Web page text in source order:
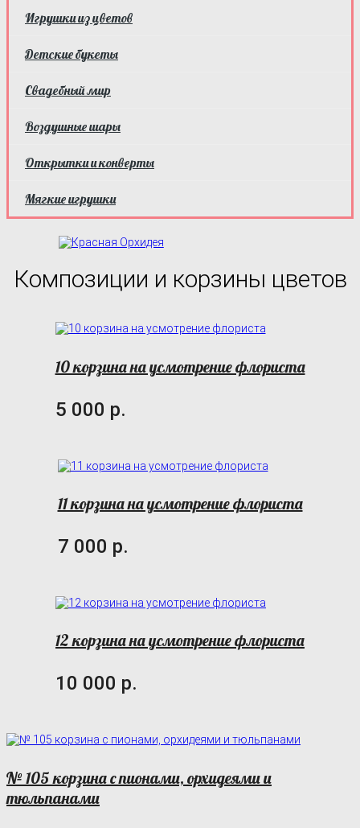
Игрушки из цветов
Детские букеты
Свадебный мир
Воздушные шары
Открытки и конверты
Мягкие игрушки
Композиции и корзины цветов
10 корзина на усмотрение флориста
5 000 р.
11 корзина на усмотрение флориста
7 000 р.
12 корзина на усмотрение флориста
10 000 р.
№ 105 корзина с пионами, орхидеями и
тюльпанами